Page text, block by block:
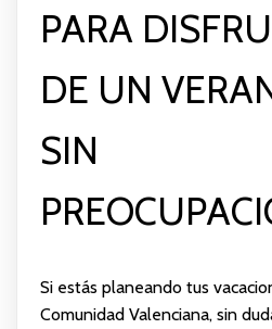
PARA
DE UN
SIN
Si estás planeando tus
Comunidad Valenciana, sin